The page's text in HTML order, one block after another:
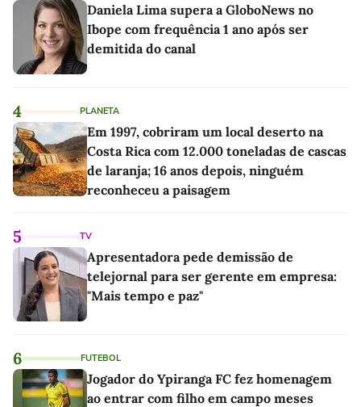
Daniela Lima supera a GloboNews no
Ibope com frequência 1 ano após ser
demitida do canal
4 PLANETA
Em 1997, cobriram um local deserto na
Costa Rica com 12.000 toneladas de cascas
de laranja; 16 anos depois, ninguém
reconheceu a paisagem
5 TV
Apresentadora pede demissão de
telejornal para ser gerente em empresa:
"Mais tempo e paz"
6 FUTEBOL
Jogador do Ypiranga FC fez homenagem
ao entrar com filho em campo meses